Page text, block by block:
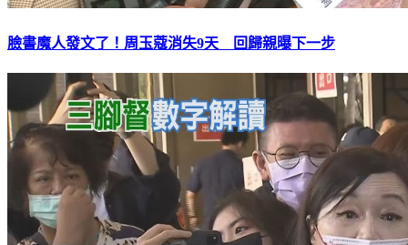
臉書魔人發文了！周玉蔻消失9天 回歸親曝下一步